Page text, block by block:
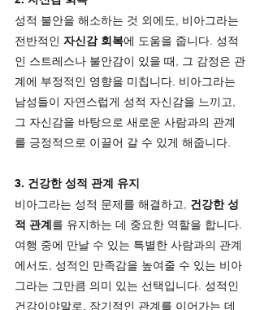
성적 불안을 해소하는 것 외에도, 비아그라는
전반적인 자신감 회복에 도움을 줍니다. 성적
인 스트레스나 불안감이 있을 때, 그 감정은 관
계에 부정적인 영향을 미칩니다. 비아그라는
남성들이 자연스럽게 성적 자신감을 느끼고,
그 자신감을 바탕으로 새로운 사람과의 관계
를 긍정적으로 이끌어 갈 수 있게 해줍니다.
3. 건강한 성적 관계 유지
비아그라는 성적 문제를 해결하고, 건강한 성
적 관계를 유지하는 데 중요한 역할을 합니다.
여행 중에 만날 수 있는 특별한 사람과의 관계
에서도, 성적인 만족감을 높여줄 수 있는 비아
그라는 그만큼 의미 있는 선택입니다. 성적인
건강이야말로, 장기적인 관계를 이어가는 데